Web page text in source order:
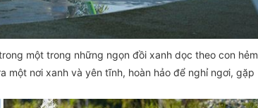
một trong những ngọn đồi xanh dọc theo con hẻm
nơi xanh và yên tĩnh, hoàn hảo để nghỉ ngơi, gặp